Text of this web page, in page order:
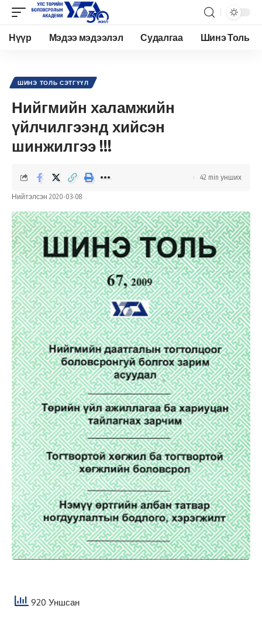
Нүүр Мэдээ мэдээлэл Судалгаа Шинэ Толь
ШИНЭ ТОЛЬ СЭТГҮҮЛ
Нийгмийн халамжийн
үйлчилгээнд хийсэн
шинжилгээ !!!
Нийтэлсэн 2020-03-08
42 min унших
920 Уншсан